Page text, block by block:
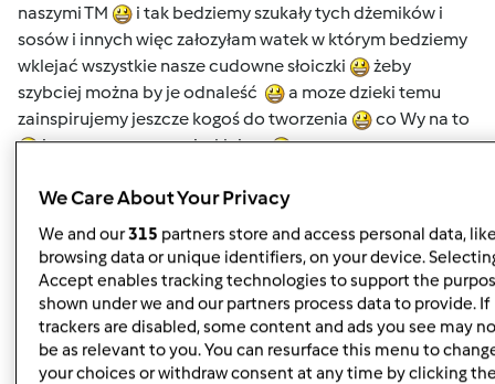
naszymi TM
i tak bedziemy szukały tych dżemików i
sosów i innych więc załozyłam watek w którym bedziemy
wklejać wszystkie nasze cudowne słoiczki
żeby
szybciej można by je odnaleść
a moze dzieki temu
zainspirujemy jeszcze kogoś do tworzenia
co Wy na to
ja zaczynam pracę i wklejam
http://przepisownia.pl/przepisy/d%C5%BCem-
http://przepisownia.pl/przepisy/d%C5%BCem-
jab%C5%82kowy-z-rodzynkami/445143
http://przepisownia.pl/przepisy/d%C5%BCem-wielo-
owoc/444516
We Care About Your Privacy
We and our315 partners store and access personal data,
browsing data or unique identifiers, on your device.
Accept enables tracking technologies to support the
shown under we and our partners process data to provide. If
trackers are disabled, some content and ads you see may
be as relevant to you. You can resurface this menu to
your choices or withdraw consent at any time by clicking